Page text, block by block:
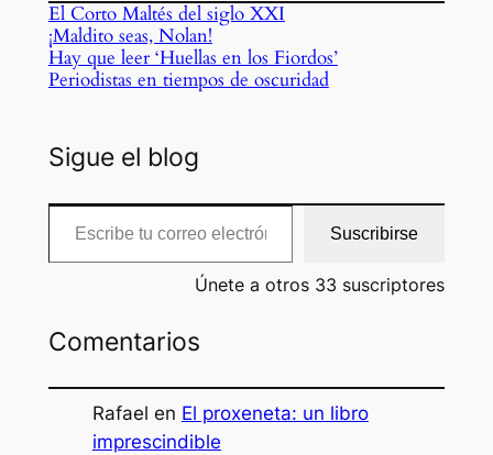
El Corto Maltés del siglo XXI
¡Maldito seas, Nolan!
Hay que leer ‘Huellas en los Fiordos’
Periodistas en tiempos de oscuridad
Sigue el blog
Escribe tu correo electrónico…
Suscribirse
Únete a otros 33 suscriptores
Comentarios
Rafael en El proxeneta: un libro
imprescindible